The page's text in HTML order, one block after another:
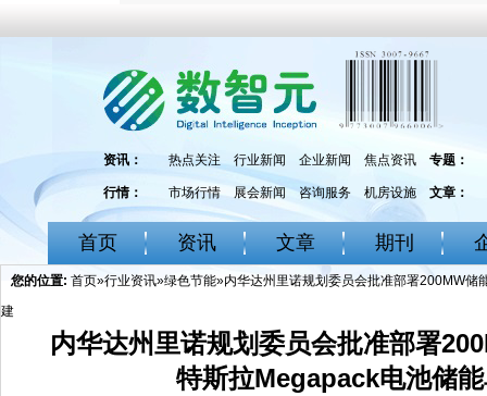
资讯： 热点关注 行业新闻 企业新闻 焦点资讯 专题：
行情： 市场行情 展会新闻 咨询服务 机房设施 文章：
首页 资讯 文章 期刊
您的位置: 首页»行业资讯»绿色节能»内华达州里诺规划委员会批准部署200MW
建
内华达州里诺规划委员会批准部署
特斯拉Megapack电池储